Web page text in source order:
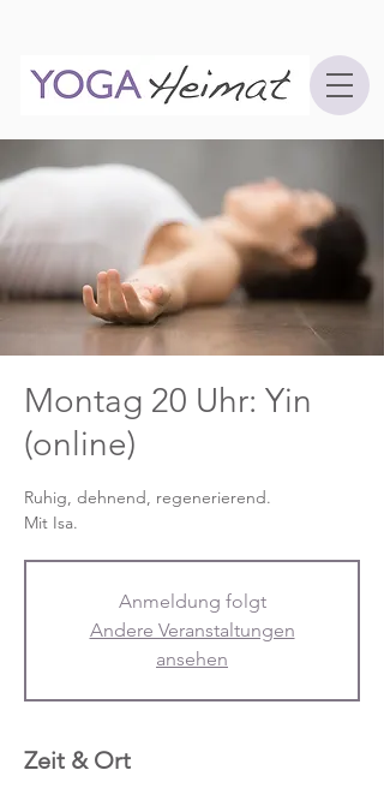
Montag 20 Uhr: Yin
(online)
Ruhig, dehnend, regenerierend.
Mit Isa.
Anmeldung folgt
Andere Veranstaltungen
ansehen
Zeit & Ort